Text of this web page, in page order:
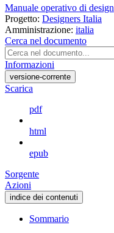
Manuale operativo di design
Progetto: Designers Italia
Amministrazione: italia
Cerca nel documento
Informazioni
versione-corrente
Scarica
pdf
html
epub
Sorgente
Azioni
indice dei contenuti
Sommario